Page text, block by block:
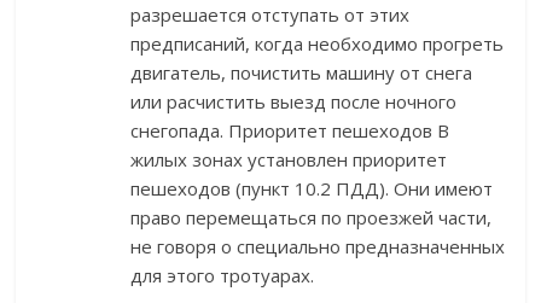
разрешается отступать от этих
предписаний, когда необходимо прогреть
двигатель, почистить машину от снега
или расчистить выезд после ночного
снегопада. Приоритет пешеходов В
жилых зонах установлен приоритет
пешеходов (пункт 10.2 ПДД). Они имеют
право перемещаться по проезжей части,
не говоря о специально предназначенных
для этого тротуарах.